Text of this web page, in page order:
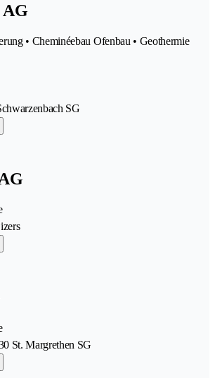
• Cheminéebau Ofenbau • Geothermie
SG
St. Margrethen SG